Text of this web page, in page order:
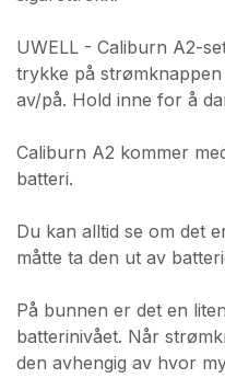
UWELL - Caliburn A2-
trykke på
av/på. Hold inne for å
Caliburn A2 kommer
batteri.
Du kan alltid se om det
måtte ta den ut av
På bunnen er det en
batterinivået. Når
den avhengig av hvor